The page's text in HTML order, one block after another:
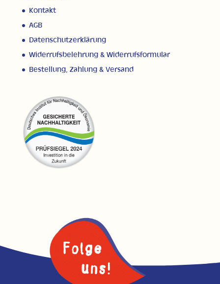
Kontakt
AGB
Datenschutzerklärung
Widerrufsbelehrung & Widerrufsformular
Bestellung, Zahlung & Versand